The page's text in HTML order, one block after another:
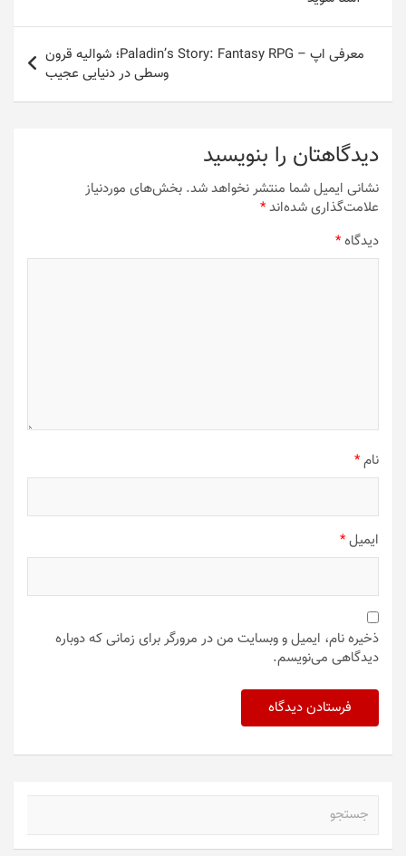
معرفی اپ – Paladin’s Story: Fantasy RPG؛ شوالیه قرون
وسطی در دنیایی عجیب
دیدگاهتان را بنویسید
نشانی ایمیل شما منتشر نخواهد شد. بخش‌های موردنیاز
علامت‌گذاری شده‌اند*
دیدگاه*
نام*
ایمیل*
ذخیره نام، ایمیل و وبسایت من در مرورگر برای زمانی که دوباره
دیدگاهی می‌نویسم.